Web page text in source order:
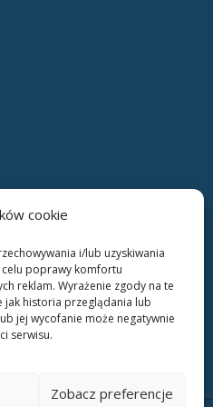
cookie
i/lub uzyskiwania
poprawy komfortu
reklam. Wyrażenie zgody na te
jak historia przeglądania lub
jej wycofanie może negatywnie
serwisu.
Zobacz preferencje